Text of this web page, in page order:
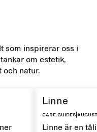
som inspirerar oss i
om estetik,
och natur.
Linne
Care guides|
Linne är en